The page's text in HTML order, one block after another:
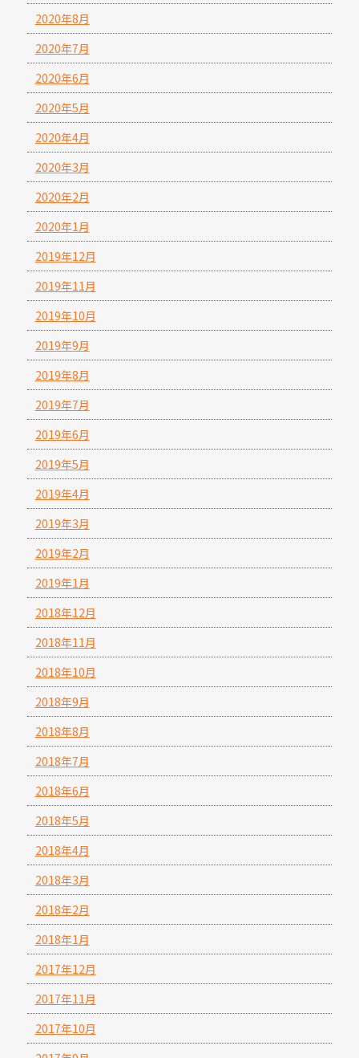
2020年8月
2020年7月
2020年6月
2020年5月
2020年4月
2020年3月
2020年2月
2020年1月
2019年12月
2019年11月
2019年10月
2019年9月
2019年8月
2019年7月
2019年6月
2019年5月
2019年4月
2019年3月
2019年2月
2019年1月
2018年12月
2018年11月
2018年10月
2018年9月
2018年8月
2018年7月
2018年6月
2018年5月
2018年4月
2018年3月
2018年2月
2018年1月
2017年12月
2017年11月
2017年10月